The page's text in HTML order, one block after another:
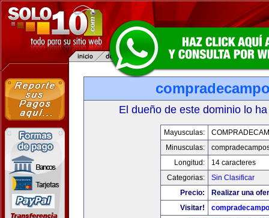
El dueño de este dominio lo
Mayusculas:
Minusculas:
Longitud:
14 caracteres
Categorias:
Sin Clasificar
Precio:
Realizar una
Visitar!